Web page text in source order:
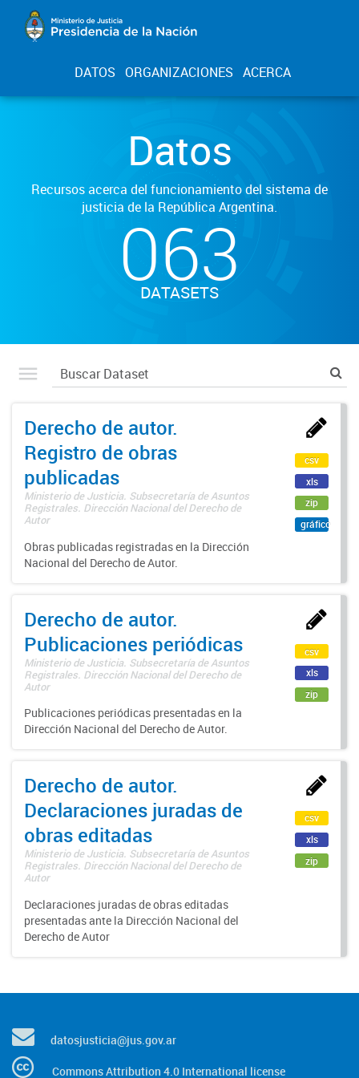
DATOS ORGANIZACIONES ACERCA
Datos
Recursos acerca del funcionamiento del sistema de
justicia de la República Argentina.
063
DATASETS
Derecho de autor.
Registro de obras
publicadas
Ministerio de Justicia. Subsecretaría de Asuntos
Registrales. Dirección Nacional del Derecho de
Autor
Obras publicadas registradas en la Dirección
Nacional del Derecho de Autor.
csv
xls
zip
gráfico
Derecho de autor.
Publicaciones periódicas
Ministerio de Justicia. Subsecretaría de Asuntos
Registrales. Dirección Nacional del Derecho de
Autor
Publicaciones periódicas presentadas en la
Dirección Nacional del Derecho de Autor.
csv
xls
zip
Derecho de autor.
Declaraciones juradas de
obras editadas
Ministerio de Justicia. Subsecretaría de Asuntos
Registrales. Dirección Nacional del Derecho de
Autor
Declaraciones juradas de obras editadas
presentadas ante la Dirección Nacional del
Derecho de Autor
csv
xls
zip
datosjusticia@jus.gov.ar
Commons Attribution 4.0 International license